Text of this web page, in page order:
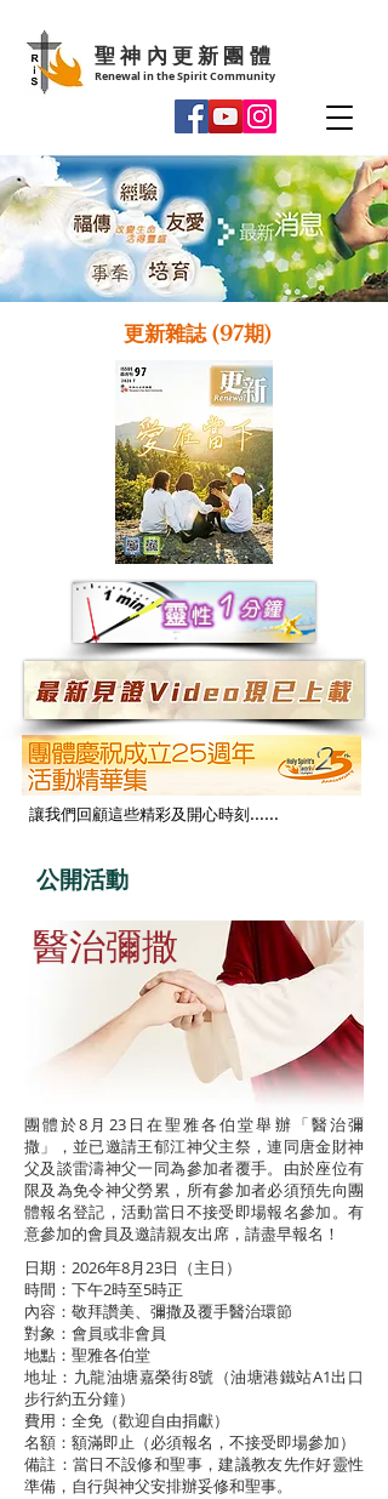
聖神內更新團體
Renewal in the Spirit Community
更新雜誌 (97期)
讓我們回顧這些精彩及開心時刻……
​公開活動
醫治彌撒
團體於8月23日在聖雅各伯堂舉辦「醫治彌
撒」，並已邀請王郁江神父主祭，連同唐金財神
父及談雷濤神父一同為參加者覆手。由於座位有
限及為免令神父勞累，所有參加者必須預先向團
體報名登記，活動當日不接受即場報名參加。有
意參加的會員及邀請親友出席，請盡早報名！
日期：2026年8月23日（主日）
時間：下午2時至5時正
內容：敬拜讚美、彌撒及覆手醫治環節
對象：會員或非會員
地點：聖雅各伯堂
地址：九龍油塘嘉榮街8號（油塘港鐵站A1出口
步行約五分鐘）
費用：全免（歡迎自由捐獻）
名額：額滿即止（必須報名，不接受即場參加）
備註：當日不設修和聖事，建議教友先作好靈性
準備，自行與神父安排辦妥修和聖事。